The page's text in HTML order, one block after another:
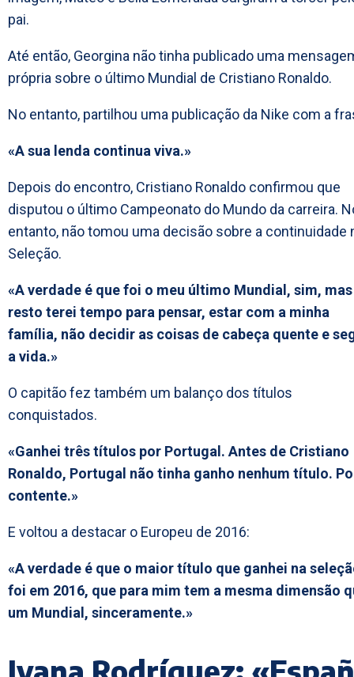
pai.
Até então, Georgina não tinha publicado uma
própria sobre o último Mundial de Cristiano Ronaldo.
No entanto, partilhou uma publicação da Nike com a
«A sua lenda continua viva.»
Depois do encontro, Cristiano Ronaldo confirmou que
disputou o último Campeonato do Mundo da carreira.
entanto, não tomou uma decisão sobre a continuidade
Seleção.
«A verdade é que foi o meu último Mundial, sim,
resto terei tempo para pensar, estar com a minha
família, não decidir as coisas de cabeça quente e
a vida.»
O capitão fez também um balanço dos títulos
conquistados.
«Ganhei três títulos por Portugal. Antes de Cristiano
Ronaldo, Portugal não tinha ganho nenhum título.
contente.»
E voltou a destacar o Europeu de 2016:
«A verdade é que o maior título que ganhei na
foi em 2016, que para mim tem a mesma dimensão
um Mundial, sinceramente.»